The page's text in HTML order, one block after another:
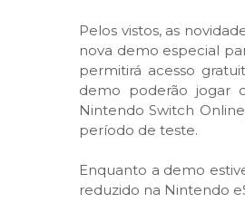
Pelos vistos, as
nova demo especial
permitirá acesso
demo poderão jogar
Nintendo Switch
período de teste.
Enquanto a demo
reduzido na Nintendo